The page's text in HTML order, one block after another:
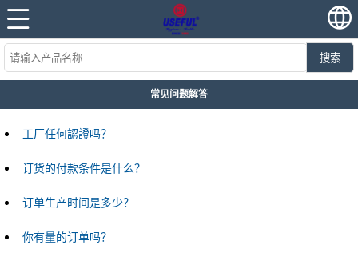
搜索
常见问题解答
工厂任何認證吗？
订货的付款条件是什么？
订单生产时间是多少？
你有量的订单吗？